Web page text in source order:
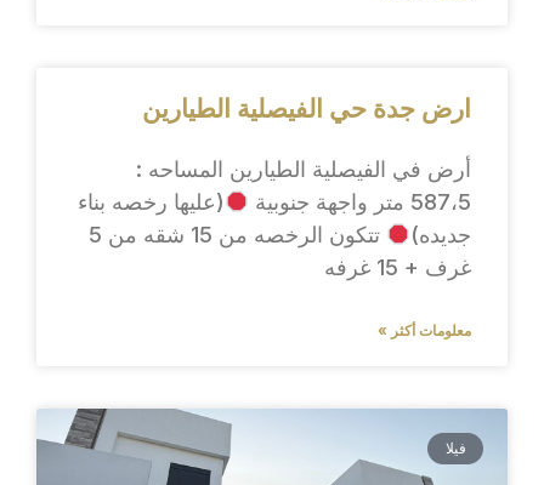
ارض جدة حي الفيصلية الطيارين
أرض في الفيصلية الطيارين المساحه :
587،5 متر واجهة جنوبية
(عليها رخصه بناء
جديده)
تتكون الرخصه من 15 شقه من 5
غرف + 15 غرفه
معلومات أكثر »
فيلا